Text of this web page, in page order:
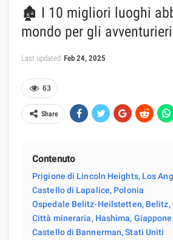
🏚️ I 10 migliori luoghi
mondo per gli avventurieri
Last updated Feb 24, 2025
63
Share
Contenuto
Prigione di Lincoln Heights, Los
Castello di Lapalice, Polonia
Ospedale Belitz-Heilstetten, Belitz,
Città mineraria, Hashima, Giappone
Castello di Bannerman, Stati Uniti